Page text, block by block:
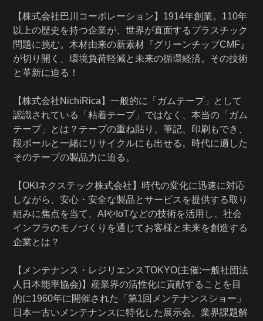
【株式会社巴川コーポレーション】1914年創業。110年
以上の歴史を持つ企業が、世界が直面するプラスチック
問題に挑む。木材由来の新素材『グリーンチップCMF』
が切り開く、環境負荷軽減と未来の循環経済。その技術
と革新に迫る！
【株式会社NichiRica】一般的に「ガムテープ」として
認識されている「粘着テープ」ではなく、本当の「ガム
テープ」とは？テープの重ね貼り、筆記、印刷もでき、
段ボールと一緒にリサイクルにも出せる。時代に適した
そのテープの製品力に迫る。
【OKIネクステック株式会社】時代の変化に迅速に対応
しながら、安心・安全な製品とサービスを提供する取り
組みに焦点を当て、AIやIoTなどの技術を活用し、社会
インフラのモノづくりを通じてお客様と未来を創造する
企業とは？
【メンテナンス・レジリエンスTOKYO(主催:一般社団法
人日本能率協会)】産業界の活性化に貢献することを目
的に1960年に開催された「第1回メンテナンスショー」
日本一古いメンテナンスに特化した展示会。業界課題解